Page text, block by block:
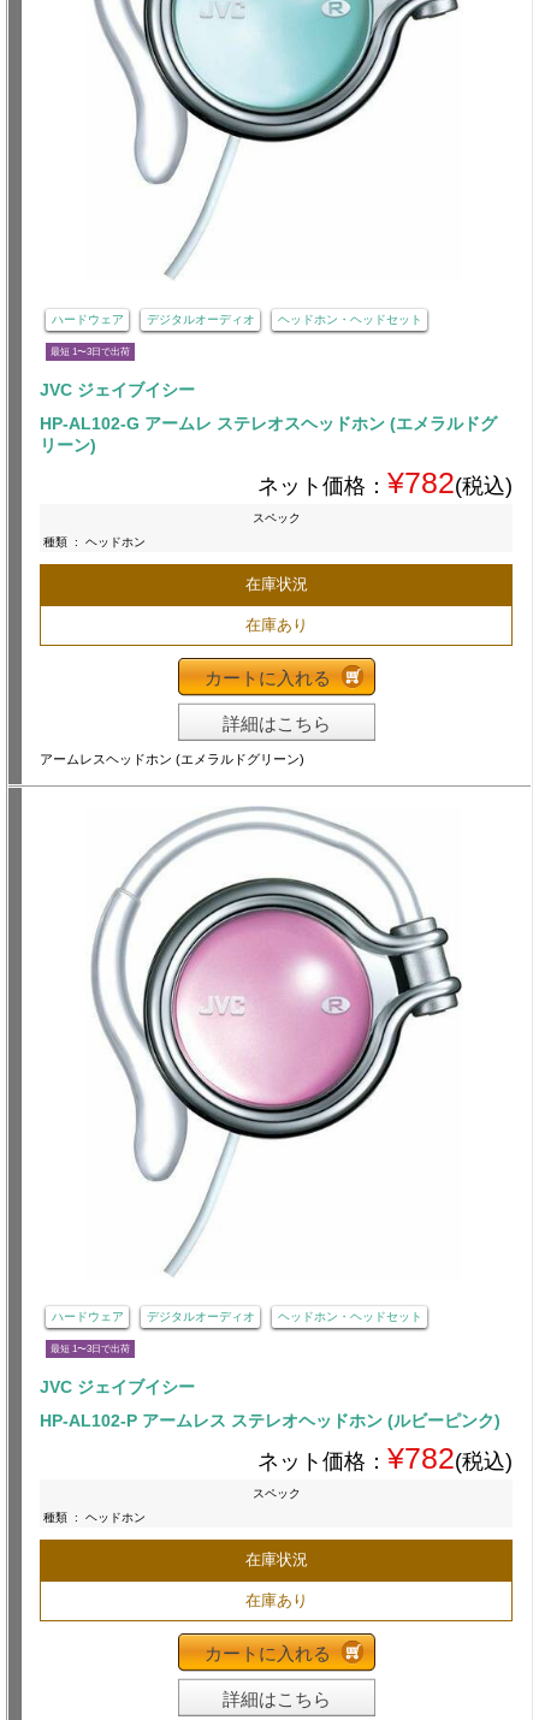
ハードウェア デジタルオーディオ ヘッドホン・ヘッドセット
最短 1〜3日で出荷
JVC ジェイブイシー
HP-AL102-G アームレ ステレオスヘッドホン (エメラルドグ
リーン)
ネット価格： ¥782(税込)
スペック
種類 : ヘッドホン
在庫状況
在庫あり
カートに入れる
詳細はこちら
アームレスヘッドホン (エメラルドグリーン)
ハードウェア デジタルオーディオ ヘッドホン・ヘッドセット
最短 1〜3日で出荷
JVC ジェイブイシー
HP-AL102-P アームレス ステレオヘッドホン (ルビーピンク)
ネット価格： ¥782(税込)
スペック
種類 : ヘッドホン
在庫状況
在庫あり
カートに入れる
詳細はこちら